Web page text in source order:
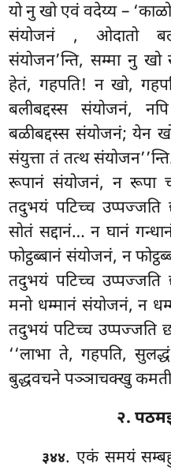
यो नु खो एवं वदेय्य –
संयोजनं , ओदातो
संयोजन’न्ति, सम्मा नु खो
हेतं, गहपति! न खो,
बलीबद्दस्स संयोजनं,
बळीबद्दस्स संयोजनं; येन
संयुत्ता तं तत्थ
रूपानं संयोजनं, न रूपा
तदुभयं पटिच्च उप्पज्जति
सोतं सद्दानं… न घानं
फोट्ठब्बानं संयोजनं, न
तदुभयं पटिच्च उप्पज्जति
मनो धम्मानं संयोजनं, न
तदुभयं पटिच्च उप्पज्जति
‘‘लाभा ते, गहपति,
बुद्धवचने पञ्ञाचक्खु
२.
३४४. एकं समयं